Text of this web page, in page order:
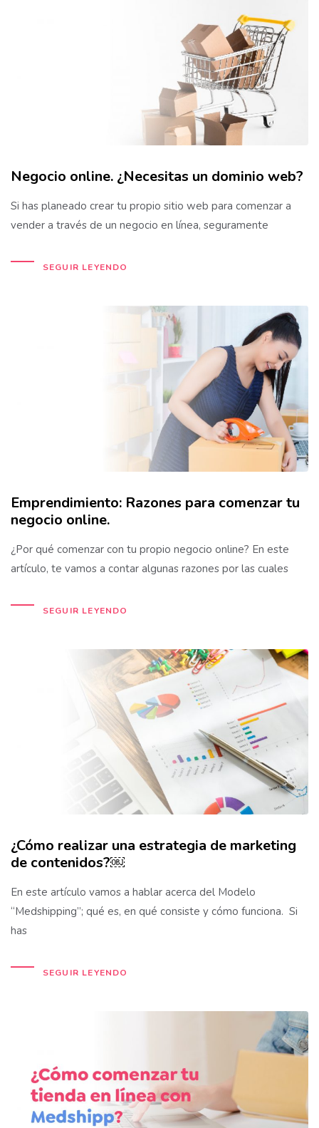
Negocio online. ¿Necesitas un dominio web?
Si has planeado crear tu propio sitio web para comenzar a
vender a través de un negocio en línea, seguramente
SEGUIR LEYENDO
Emprendimiento: Razones para comenzar tu
negocio online.
¿Por qué comenzar con tu propio negocio online? En este
artículo, te vamos a contar algunas razones por las cuales
SEGUIR LEYENDO
¿Cómo realizar una estrategia de marketing
de contenidos?￼
En este artículo vamos a hablar acerca del Modelo
“Medshipping”; qué es, en qué consiste y cómo funciona. Si
has
SEGUIR LEYENDO